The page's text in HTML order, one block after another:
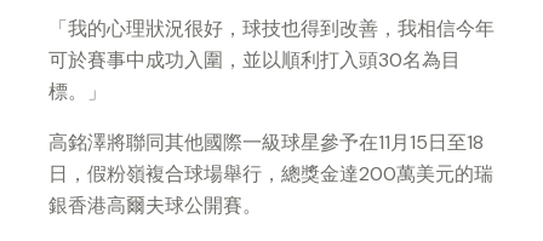
「我的心理狀況很好，球技也得到改善，我相信今年
可於賽事中成功入圍，並以順利打入頭30名為目
標。」
高銘澤將聯同其他國際一級球星參予在11月15日至18
日，假粉嶺複合球場舉行，總獎金達200萬美元的瑞
銀香港高爾夫球公開賽。